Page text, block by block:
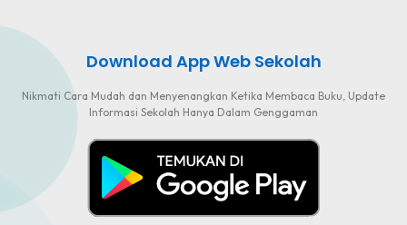
Download App Web Sekolah
Nikmati Cara Mudah dan Menyenangkan Ketika Membaca Buku, Update
Informasi Sekolah Hanya Dalam Genggaman